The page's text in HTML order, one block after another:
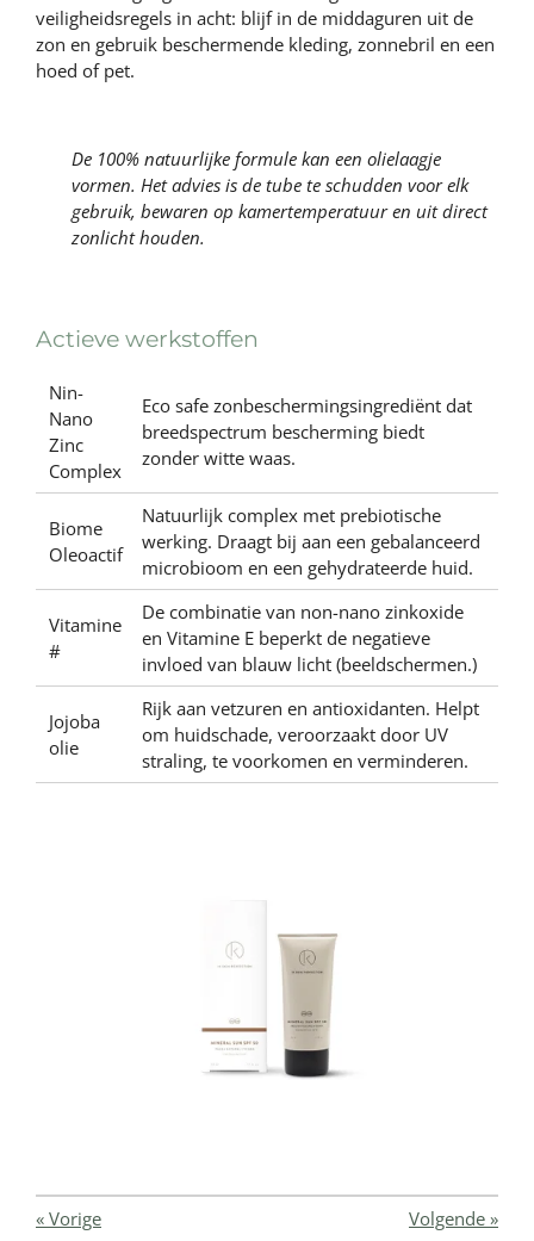
veiligheidsregels in acht: blijf in de middaguren uit de
zon en gebruik beschermende kleding, zonnebril en een
hoed of pet.
De 100% natuurlijke formule kan een olielaagje
vormen. Het advies is de tube te schudden voor elk
gebruik, bewaren op kamertemperatuur en uit direct
zonlicht houden.
Actieve werkstoffen
Nin-
Nano
Zinc
Complex
Eco safe zonbeschermingsingrediënt dat
breedspectrum bescherming biedt
zonder witte waas.
Biome
Oleoactif
Natuurlijk complex met prebiotische
werking. Draagt bij aan een gebalanceerd
microbioom en een gehydrateerde huid.
Vitamine
#
De combinatie van non-nano zinkoxide
en Vitamine E beperkt de negatieve
invloed van blauw licht (beeldschermen.)
Jojoba
olie
Rijk aan vetzuren en antioxidanten. Helpt
om huidschade, veroorzaakt door UV
straling, te voorkomen en verminderen.
« Vorige Volgende »